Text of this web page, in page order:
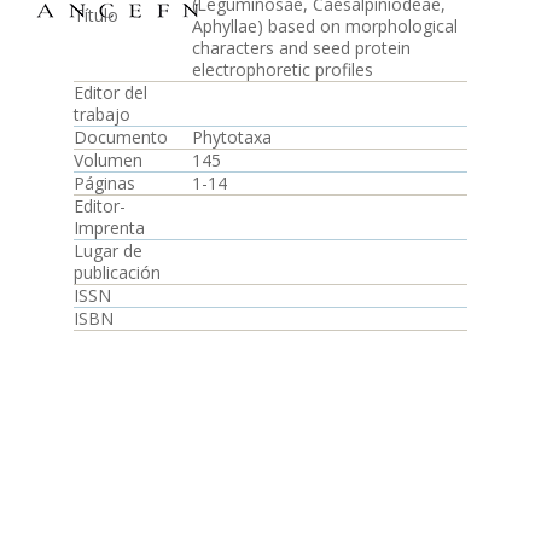
Título
Aphyllae) based on morphological
characters and seed protein
electrophoretic profiles
Editor del
trabajo
Documento
Phytotaxa
Volumen
145
Páginas
1-14
Editor-
Imprenta
Lugar de
publicación
ISSN
ISBN